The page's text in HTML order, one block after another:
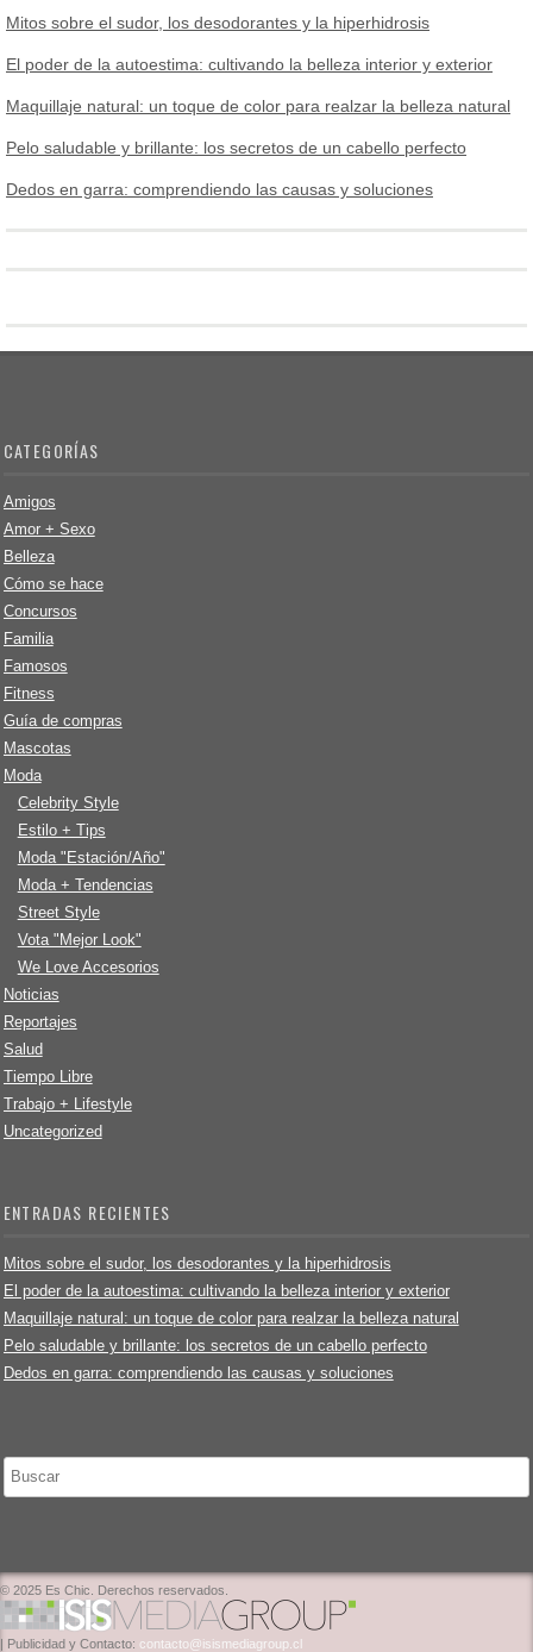
Mitos sobre el sudor, los desodorantes y la hiperhidrosis
El poder de la autoestima: cultivando la belleza interior y exterior
Maquillaje natural: un toque de color para realzar la belleza natural
Pelo saludable y brillante: los secretos de un cabello perfecto
Dedos en garra: comprendiendo las causas y soluciones
CATEGORÍAS
Amigos
Amor + Sexo
Belleza
Cómo se hace
Concursos
Familia
Famosos
Fitness
Guía de compras
Mascotas
Moda
Celebrity Style
Estilo + Tips
Moda "Estación/Año"
Moda + Tendencias
Street Style
Vota "Mejor Look"
We Love Accesorios
Noticias
Reportajes
Salud
Tiempo Libre
Trabajo + Lifestyle
Uncategorized
ENTRADAS RECIENTES
Mitos sobre el sudor, los desodorantes y la hiperhidrosis
El poder de la autoestima: cultivando la belleza interior y exterior
Maquillaje natural: un toque de color para realzar la belleza natural
Pelo saludable y brillante: los secretos de un cabello perfecto
Dedos en garra: comprendiendo las causas y soluciones
Buscar
© 2025 Es Chic. Derechos reservados.
| Publicidad y Contacto: contacto@isismediagroup.cl